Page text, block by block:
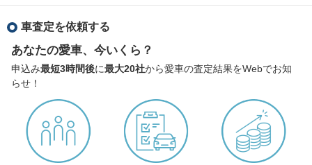
車査定を依頼する
あなたの愛車、今いくら？
申込み最短3時間後に最大20社から愛車の査定結果をWebでお知
らせ！